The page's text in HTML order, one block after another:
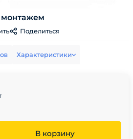
монтажем
Поделиться
Характеристики
В корзину